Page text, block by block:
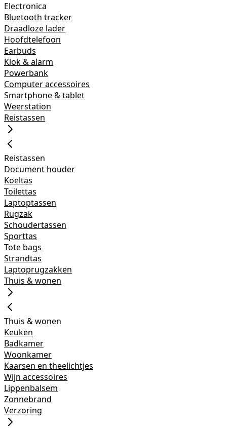
Electronica
Bluetooth tracker
Draadloze lader
Hoofdtelefoon
Earbuds
Klok & alarm
Powerbank
Computer accessoires
Smartphone & tablet
Weerstation
Reistassen
Reistassen
Document houder
Koeltas
Toilettas
Laptoptassen
Rugzak
Schoudertassen
Sporttas
Tote bags
Strandtas
Laptoprugzakken
Thuis & wonen
Thuis & wonen
Keuken
Badkamer
Woonkamer
Kaarsen en theelichtjes
Wijn accessoires
Lippenbalsem
Zonnebrand
Verzoring